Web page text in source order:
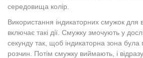
середовища колір.
Використання індикаторних смужок для
включає такі дії. Смужку змочують у
секунду так, щоб індикаторна зона була
розчин. Потім смужку виймають, і